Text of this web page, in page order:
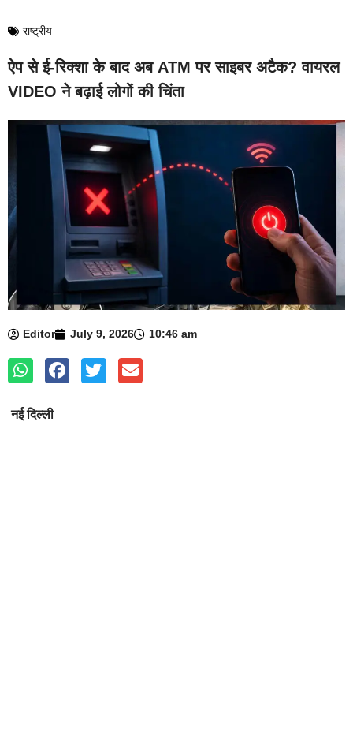
राष्ट्रीय
ऐप से ई-रिक्शा के बाद अब ATM पर साइबर अटैक? वायरल
VIDEO ने बढ़ाई लोगों की चिंता
Editor July 9, 2026 10:46 am
नई दिल्ली